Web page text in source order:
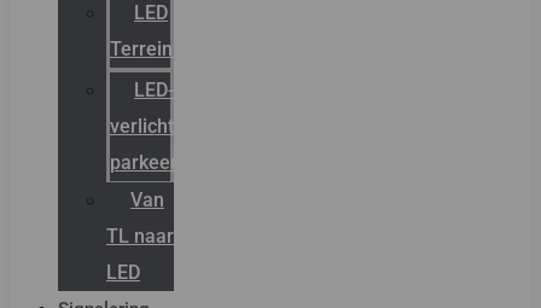
LED
Terreinverlichting
LED-
verlichting
parkeergarage
Van
TL naar
LED